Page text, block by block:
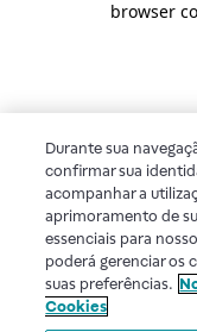
browser
Durante sua
confirmar sua
acompanhar a
aprimoramento de
essenciais para
poderá gerenciar os
suas preferências.
Cookies